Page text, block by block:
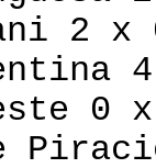
2 x
0